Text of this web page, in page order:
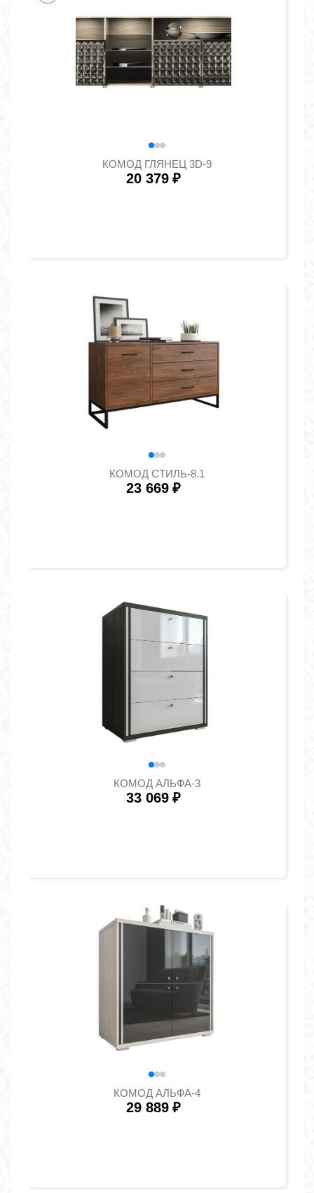
КОМОД ГЛЯНЕЦ 3D-9
20 379 ₽
КОМОД СТИЛЬ-8.1
23 669 ₽
КОМОД АЛЬФА-3
33 069 ₽
КОМОД АЛЬФА-4
29 889 ₽